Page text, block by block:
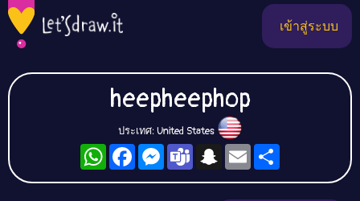
เข้าสู่ระบบ
heepheephop
ประเทศ: United States
WhatsAppFacebookMessengerTeamsSnapchat
Email